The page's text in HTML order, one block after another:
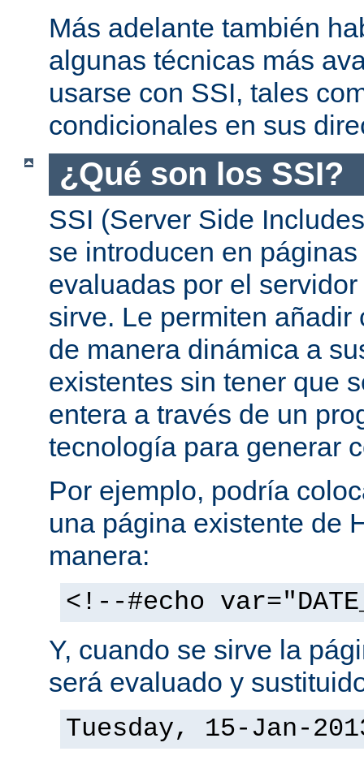
Más adelante también
algunas técnicas más
usarse con SSI, tales
condicionales en sus
¿Qué son los SSI?
SSI (Server Side
se introducen en
evaluadas por el
sirve. Le permiten
de manera dinámica a
existentes sin tener que
entera a través de un
tecnología para generar
Por ejemplo, podría
una página existente de
manera:
<!--#echo
Y, cuando se sirve la
será evaluado y
Tuesday, 15-Jan-